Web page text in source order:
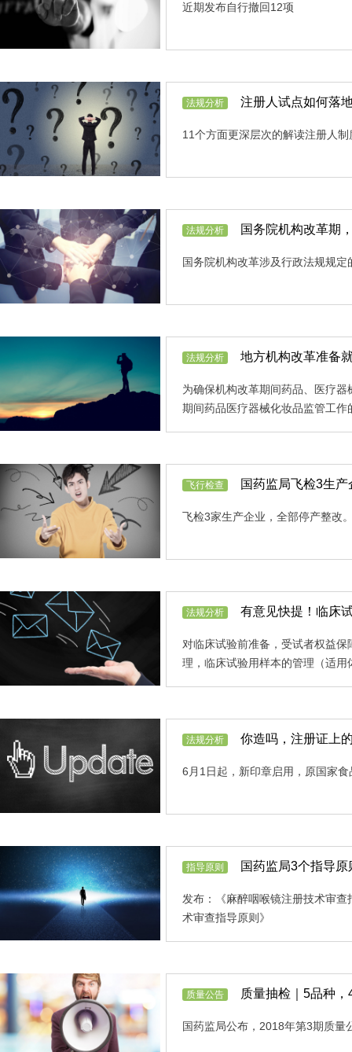
近期发布自行撤回12项
法规分析 注册人试点如何落
11个方面更深层次的解读注册人
法规分析 国务院机构改革期
国务院机构改革涉及行政法规规
法规分析 地方机构改革准备
为确保机构改革期间药品、医疗
期间药品医疗器械化妆品监管工作
飞行检查 国药监局飞检3生
飞检3家生产企业，全部停产整改
法规分析 有意见快提！临床
对临床试验前准备，受试者权益
理，临床试验用样本的管理（适
法规分析 你造吗，注册证上
6月1日起，新印章启用，原国家
指导原则 国药监局3个指导原
发布：《麻醉咽喉镜注册技术审
术审查指导原则》
质量公告 质量抽检｜5品种
国药监局公布，2018年第3期质量